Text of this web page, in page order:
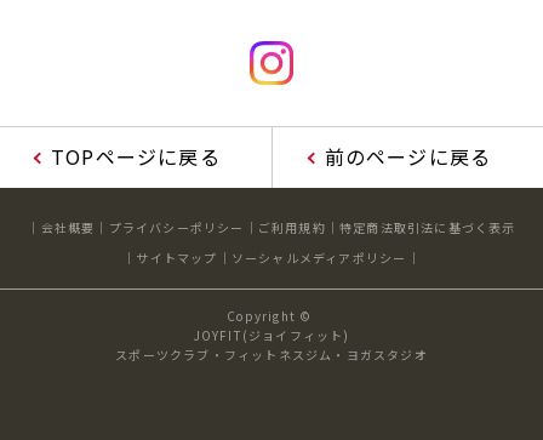
TOPページに戻る 前のページに戻る
会社概要 プライバシーポリシー ご利用規約
特定商法取引法に基づく表示
サイトマップ
ソーシャルメディアポリシー
Copyright ©
JOYFIT(ジョイフィット)
スポーツクラブ・フィットネスジム・ヨガスタジオ